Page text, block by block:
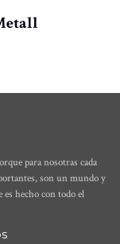
para nosotras cada
son un mundo y
hecho con todo el